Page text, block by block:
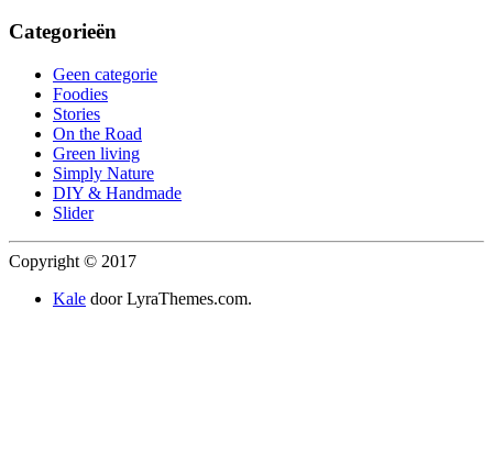
Categorieën
Geen categorie
Foodies
Stories
On the Road
Green living
Simply Nature
DIY & Handmade
Slider
Copyright © 2017
Kale door LyraThemes.com.